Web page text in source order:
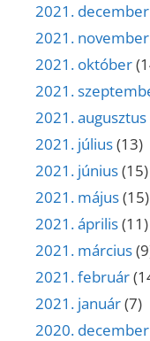
2021. december
2021. november
2021. október
2021.
2021. augusztus
2021. július(13)
2021. június(15)
2021. május(15)
2021. április(11)
2021. március
2021. február
2021. január(7)
2020. december